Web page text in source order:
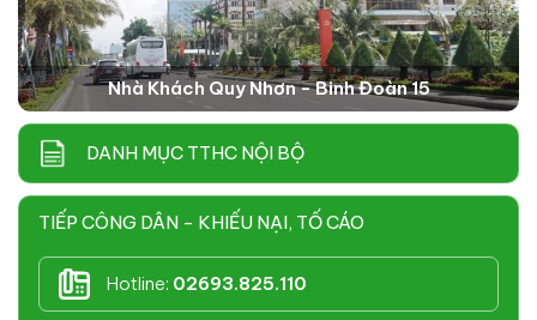
Nhà Khách Quy Nhơn - Binh Đoàn 15
DANH MỤC TTHC NỘI BỘ
TIẾP CÔNG DÂN - KHIẾU NẠI, TỐ CÁO
Hotline: 02693.825.110